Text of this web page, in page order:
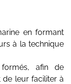
en formant
à la technique
afin de
leur faciliter à